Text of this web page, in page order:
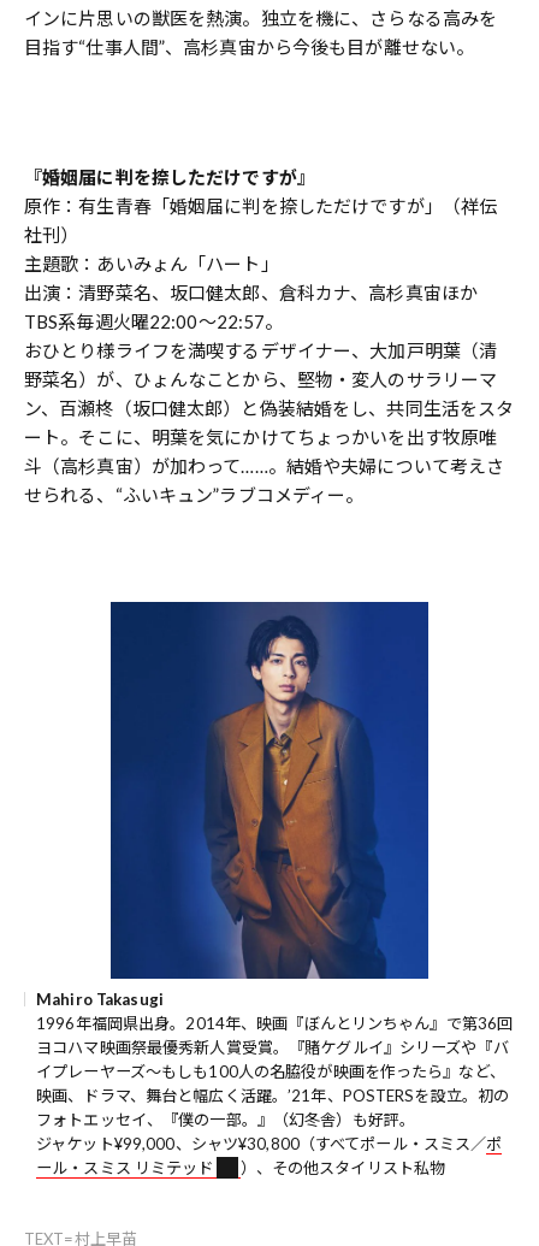
インに片思いの獣医を熱演。独立を機に、さらなる高みを
目指す“仕事人間”、高杉真宙から今後も目が離せない。
『婚姻届に判を捺しただけですが』
原作：有生青春「婚姻届に判を捺しただけですが」（祥伝
社刊）
主題歌：あいみょん「ハート」
出演：清野菜名、坂口健太郎、倉科カナ、高杉真宙ほか
TBS系毎週火曜22:00～22:57。
おひとり様ライフを満喫するデザイナー、大加戸明葉（清
野菜名）が、ひょんなことから、堅物・変人のサラリーマ
ン、百瀬柊（坂口健太郎）と偽装結婚をし、共同生活をスタ
ート。そこに、明葉を気にかけてちょっかいを出す牧原唯
斗（高杉真宙）が加わって……。結婚や夫婦について考えさ
せられる、“ふいキュン”ラブコメディー。
Mahiro Takasugi
1996年福岡県出身。2014年、映画『ぼんとリンちゃん』で第36回
ヨコハマ映画祭最優秀新人賞受賞。『賭ケグルイ』シリーズや『バ
イプレーヤーズ～もしも100人の名脇役が映画を作ったら』など、
映画、ドラマ、舞台と幅広く活躍。’21年、POSTERSを設立。初の
フォトエッセイ、『僕の一部。』（幻冬舎）も好評。
ジャケット¥99,000、シャツ¥30,800（すべてポール・スミス／ポ
ール・スミス リミテッド
）、その他スタイリスト私物
TEXT=村上早苗